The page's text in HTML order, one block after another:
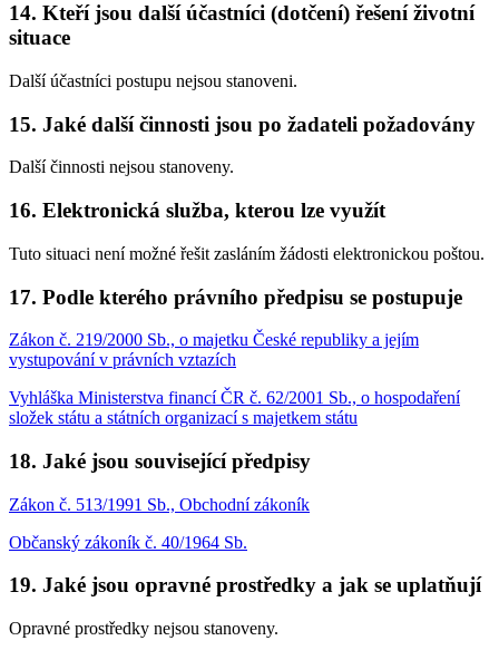
14. Kteří jsou další účastníci (dotčení) řešení životní
situace
Další účastníci postupu nejsou stanoveni.
15. Jaké další činnosti jsou po žadateli požadovány
Další činnosti nejsou stanoveny.
16. Elektronická služba, kterou lze využít
Tuto situaci není možné řešit zasláním žádosti elektronickou poštou.
17. Podle kterého právního předpisu se postupuje
Zákon č. 219/2000 Sb., o majetku České republiky a jejím
vystupování v právních vztazích
Vyhláška Ministerstva financí ČR č. 62/2001 Sb., o hospodaření
složek státu a státních organizací s majetkem státu
18. Jaké jsou související předpisy
Zákon č. 513/1991 Sb., Obchodní zákoník
Občanský zákoník č. 40/1964 Sb.
19. Jaké jsou opravné prostředky a jak se uplatňují
Opravné prostředky nejsou stanoveny.